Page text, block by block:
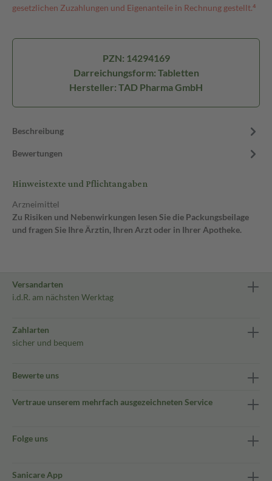
gesetzlichen Zuzahlungen und Eigenanteile in Rechnung gestellt.⁴
PZN: 14294169
Darreichungsform: Tabletten
Hersteller: TAD Pharma GmbH
Beschreibung
Bewertungen
Hinweistexte und Pflichtangaben
Arzneimittel
Zu Risiken und Nebenwirkungen lesen Sie die Packungsbeilage
und fragen Sie Ihre Ärztin, Ihren Arzt oder in Ihrer Apotheke.
Versandarten
i.d.R. am nächsten Werktag
Zahlarten
sicher und bequem
Bewerte uns
Vertraue unserem mehrfach ausgezeichneten Service
Folge uns
Sanicare App